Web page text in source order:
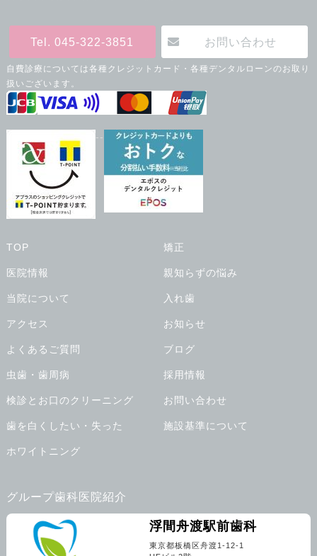
Tel. 045-322-3851 お問い合わせ
自費診療については各種クレジットカード・各種デンタルローンのお取り
扱いございます。
--
TOP
医院情報
当院について
アクセス
よくあるご質問
虫歯・歯周病
検診とお口のクリーニング
歯を白くしたい・失った
ホワイトニング
矯正
親知らずの悩み
入れ歯
お知らせ
ブログ
採用情報
お問い合わせ
施設基準について
グループ歯科医院紹介
浮間舟渡駅前歯科
東京都板橋区舟渡1-12-1